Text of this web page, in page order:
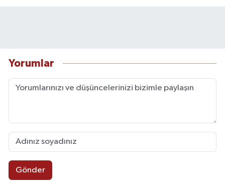
Yorumlar
Gönder